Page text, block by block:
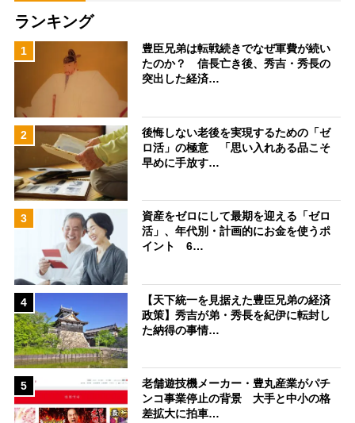
ランキング
1
豊臣兄弟は転戦続きでなぜ軍費が続い
たのか？ 信長亡き後、秀吉・秀長の
突出した経済…
2
後悔しない老後を実現するための「ゼ
ロ活」の極意 「思い入れある品こそ
早めに手放す…
3
資産をゼロにして最期を迎える「ゼロ
活」、年代別・計画的にお金を使うポ
イント 6…
4
【天下統一を見据えた豊臣兄弟の経済
政策】秀吉が弟・秀長を紀伊に転封し
た納得の事情…
5
老舗遊技機メーカー・豊丸産業がパチ
ンコ事業停止の背景 大手と中小の格
差拡大に拍車…